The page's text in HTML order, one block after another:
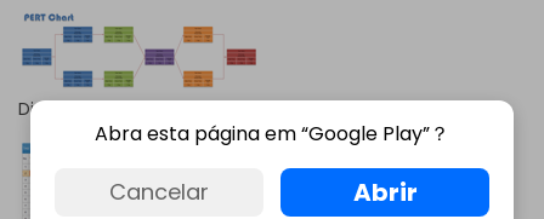
Diagrama de PERT
Abra esta página em “Google Play”？
Cancelar Abrir